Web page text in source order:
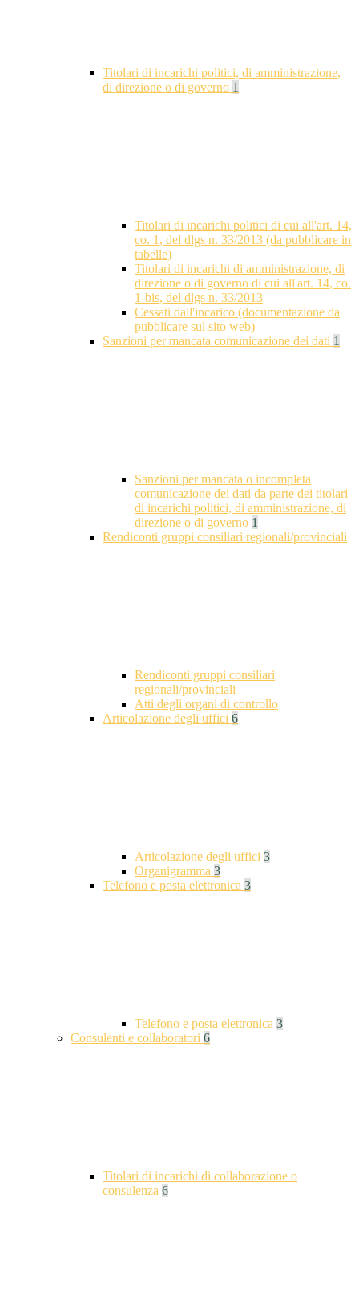
Titolari di incarichi politici, di amministrazione,
di direzione o di governo 1
Titolari di incarichi politici di cui all'art. 14,
co. 1, del dlgs n. 33/2013 (da pubblicare in
tabelle)
Titolari di incarichi di amministrazione, di
direzione o di governo di cui all'art. 14, co.
1-bis, del dlgs n. 33/2013
Cessati dall'incarico (documentazione da
pubblicare sul sito web)
Sanzioni per mancata comunicazione dei dati 1
Sanzioni per mancata o incompleta
comunicazione dei dati da parte dei titolari
di incarichi politici, di amministrazione, di
direzione o di governo 1
Rendiconti gruppi consiliari regionali/provinciali
Rendiconti gruppi consiliari
regionali/provinciali
Atti degli organi di controllo
Articolazione degli uffici 6
Articolazione degli uffici 3
Organigramma 3
Telefono e posta elettronica 3
Telefono e posta elettronica 3
Consulenti e collaboratori 6
Titolari di incarichi di collaborazione o
consulenza 6